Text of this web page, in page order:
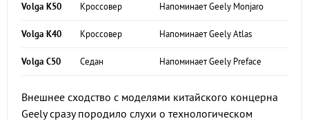
Volga K50 Кроссовер Напоминает Geely Monjaro
Volga K40 Кроссовер Напоминает Geely Atlas
Volga C50 Седан Напоминает Geely Preface
Внешнее сходство с моделями китайского концерна
Geely сразу породило слухи о технологическом